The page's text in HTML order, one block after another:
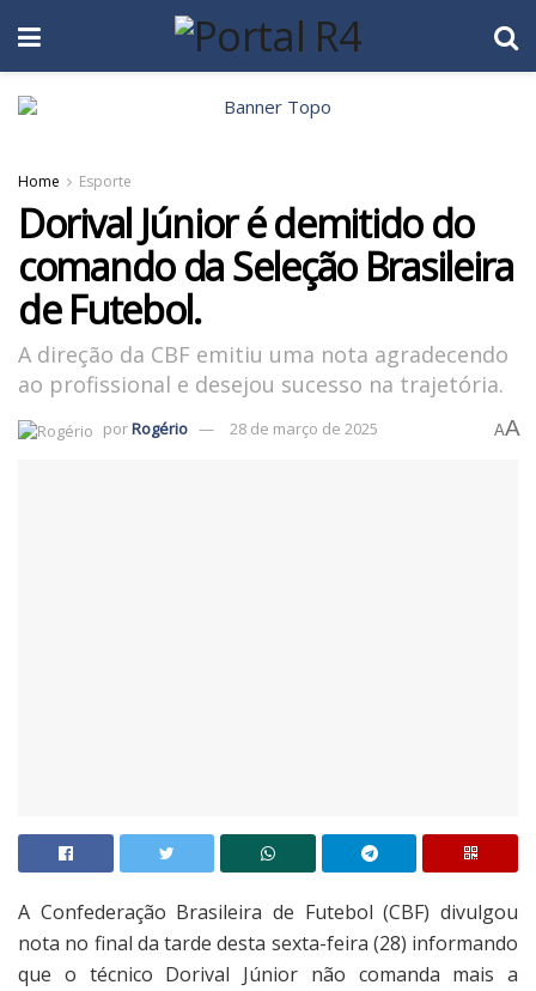
Home Esporte
Dorival Júnior é demitido do
comando da Seleção Brasileira
de Futebol.
A direção da CBF emitiu uma nota agradecendo
ao profissional e desejou sucesso na trajetória.
porRogério 28 de março de 2025 AA
A Confederação Brasileira de Futebol (CBF) divulgou
nota no final da tarde desta sexta-feira (28) informando
que o técnico Dorival Júnior não comanda mais a